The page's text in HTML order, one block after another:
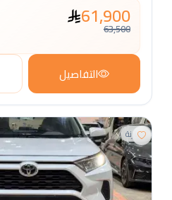
61,900
63,500
التفاصيل
مقارنة